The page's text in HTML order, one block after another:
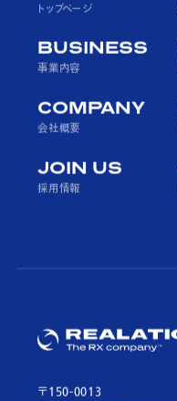
〒150-0013
トップページ
BUSINESS
事業内容
COMPANY
会社概要
JOIN US
採用情報